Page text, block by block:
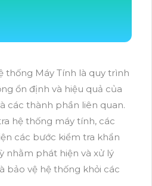
thống Máy Tính là quy trình
ổn định và hiệu quả của
các thành phần liên quan.
hệ thống máy tính, các
các bước kiểm tra khẩn
nhằm phát hiện và xử lý
bảo vệ hệ thống khỏi các